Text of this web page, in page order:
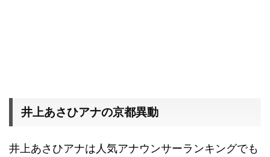
井上あさひアナの京都異動
井上あさひアナは人気アナウンサーランキングでも